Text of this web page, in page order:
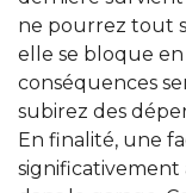
ne pourrez tout
elle se bloque
conséquences
subirez des
En finalité, une
significativement